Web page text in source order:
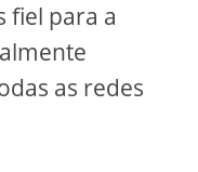
fiel para a
as redes